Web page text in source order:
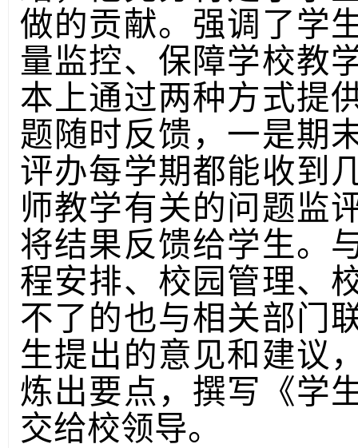
做的贡献。强调了学
量监控、保障学校教
本上通过两种方式提
题随时反馈，一是期
评办每学期都能收到
师教学有关的问题监
将结果反馈给学生。
程安排、校园管理、
不了的也与相关部门
生提出的意见和建议
炼出要点，撰写《学
交给校领导。